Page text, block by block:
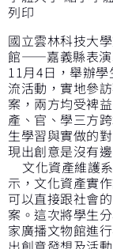
列印
國立雲林科技大
館——嘉義縣表演
11月4日，舉辦
流活動，實地參
案，兩方均受裨
產、官、學三方
生學習與實做的
現出創意是沒有邊
文化資產維護
示，文化資產實
可以直接跟社會
案。這次將學生
家廣播文物館進